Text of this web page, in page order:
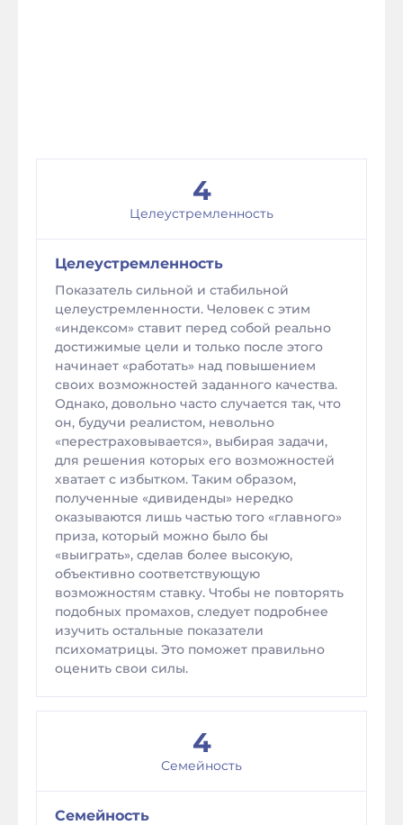
4
Целеустремленность
Целеустремленность
Показатель сильной и стабильной
целеустремленности. Человек с этим
«индексом» ставит перед собой реально
достижимые цели и только после этого
начинает «работать» над повышением
своих возможностей заданного качества.
Однако, довольно часто случается так, что
он, будучи реалистом, невольно
«перестраховывается», выбирая задачи,
для решения которых его возможностей
хватает с избытком. Таким образом,
полученные «дивиденды» нередко
оказываются лишь частью того «главного»
приза, который можно было бы
«выиграть», сделав более высокую,
объективно соответствующую
возможностям ставку. Чтобы не повторять
подобных промахов, следует подробнее
изучить остальные показатели
психоматрицы. Это поможет правильно
оценить свои силы.
4
Семейность
Семейность